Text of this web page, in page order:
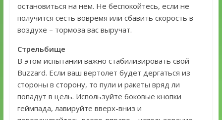
остановиться на нем. Не беспокойтесь, если не
получится сесть вовремя или сбавить скорость в
воздухе – тормоза вас выручат.
Стрельбище
В этом испытании важно стабилизировать свой
Buzzard. Если ваш вертолет будет дергаться из
стороны в сторону, то пули и ракеты вряд ли
попадут в цель. Используйте боковые кнопки
геймпада, лавируйте вверх-вниз и